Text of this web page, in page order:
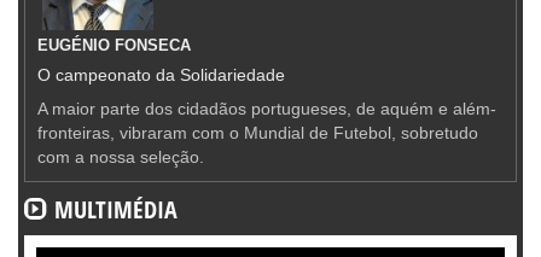
EUGÉNIO FONSECA
O campeonato da Solidariedade
A maior parte dos cidadãos portugueses, de aquém e além-
fronteiras, vibraram com o Mundial de Futebol, sobretudo
com a nossa seleção.
MULTIMÉDIA